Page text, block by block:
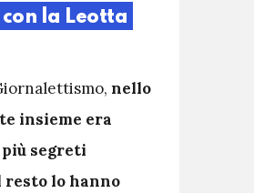
la Leotta
nello
insieme era
segreti
lo hanno